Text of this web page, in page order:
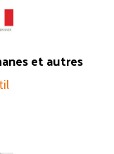
et autres